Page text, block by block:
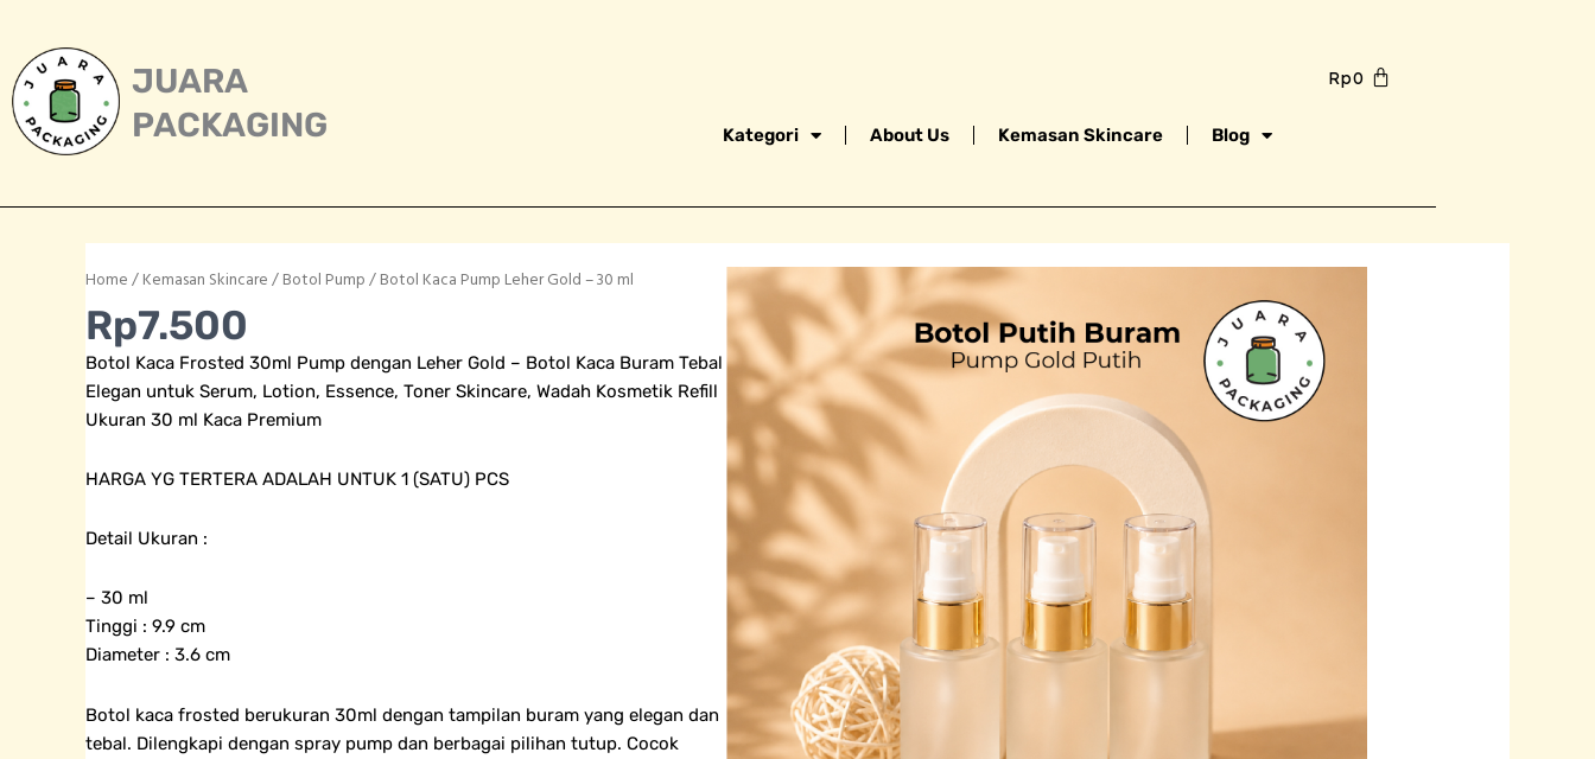
content
JUARA
PACKAGING
Rp0
Kategori About Us Kemasan Skincare Blog
Home/Kemasan Skincare/Botol Pump/ Botol Kaca Pump Leher Gold – 30 ml
Rp7.500
Botol Kaca Frosted 30ml Pump dengan Leher Gold – Botol Kaca Buram Tebal
Elegan untuk Serum, Lotion, Essence, Toner Skincare, Wadah Kosmetik Refill
Ukuran 30 ml Kaca Premium
HARGA YG TERTERA ADALAH UNTUK 1 (SATU) PCS
Detail Ukuran :
– 30 ml
Tinggi : 9.9 cm
Diameter : 3.6 cm
Botol kaca frosted berukuran 30ml dengan tampilan buram yang elegan dan
tebal. Dilengkapi dengan spray pump dan berbagai pilihan tutup. Cocok